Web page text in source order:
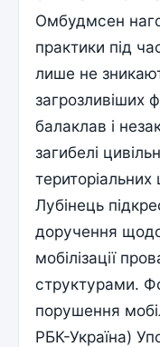
Омбудмсен
практики під
лише не
загрозливіших
балаклав і
загибелі
Лубінець
доручення
мобілізації
структурами.
порушення
РБК-Україна)